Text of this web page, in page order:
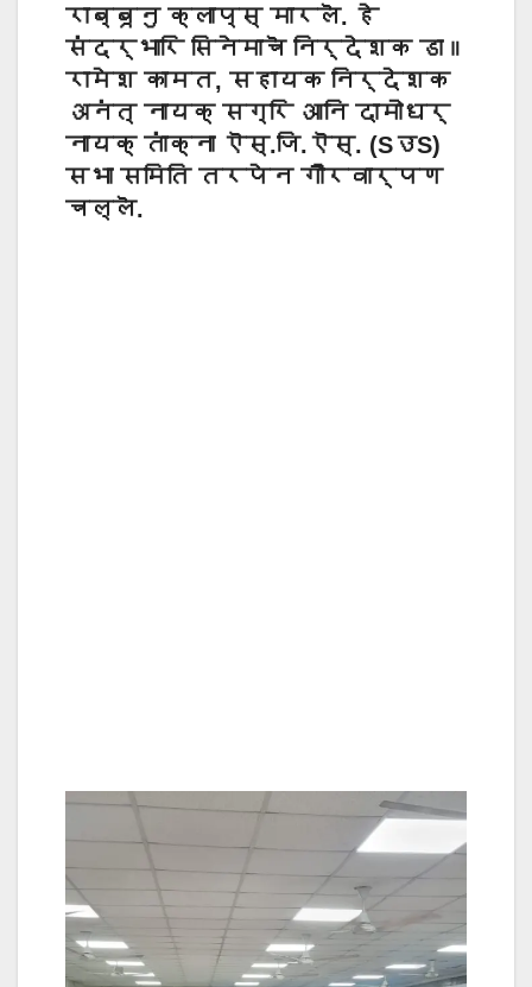
राब्बूनु क्लाप्स् मारलॆ. हे
संदर्भारि सिनेमाचॆ निर्देशक डा॥
रामेश कामत, सहायक निर्देशक
अनंत् नायक् सग्रि आनि दामोधर्
नायक् तांक्ना ऎस्.जि.ऎस्. (SउS)
सभा समिति तरपेन गौरवार्पण
चल्लॆ.